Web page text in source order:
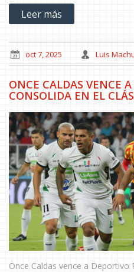
Leer más
oct 7, 2025 Luis
ONCE CALDAS VENCE A
CONSOLIDA EN EL
Once Caldas vence a Deportivo